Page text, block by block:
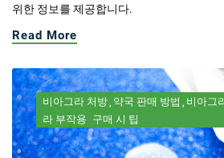
위한 정보를 제공합니다.
Read More
비아그라 처방 약국 판매 방법 비아그
라 부작용 구매 시 팁